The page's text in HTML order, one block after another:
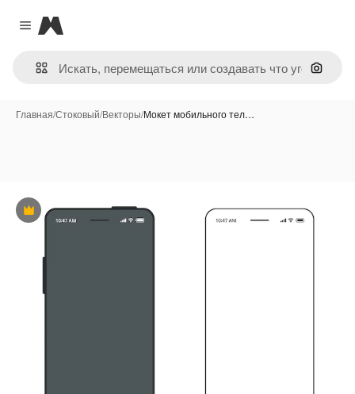
Close menu
Magnific
Поиск
Главная/Стоковый/Векторы/Мокет мобильного тел…
Премиум